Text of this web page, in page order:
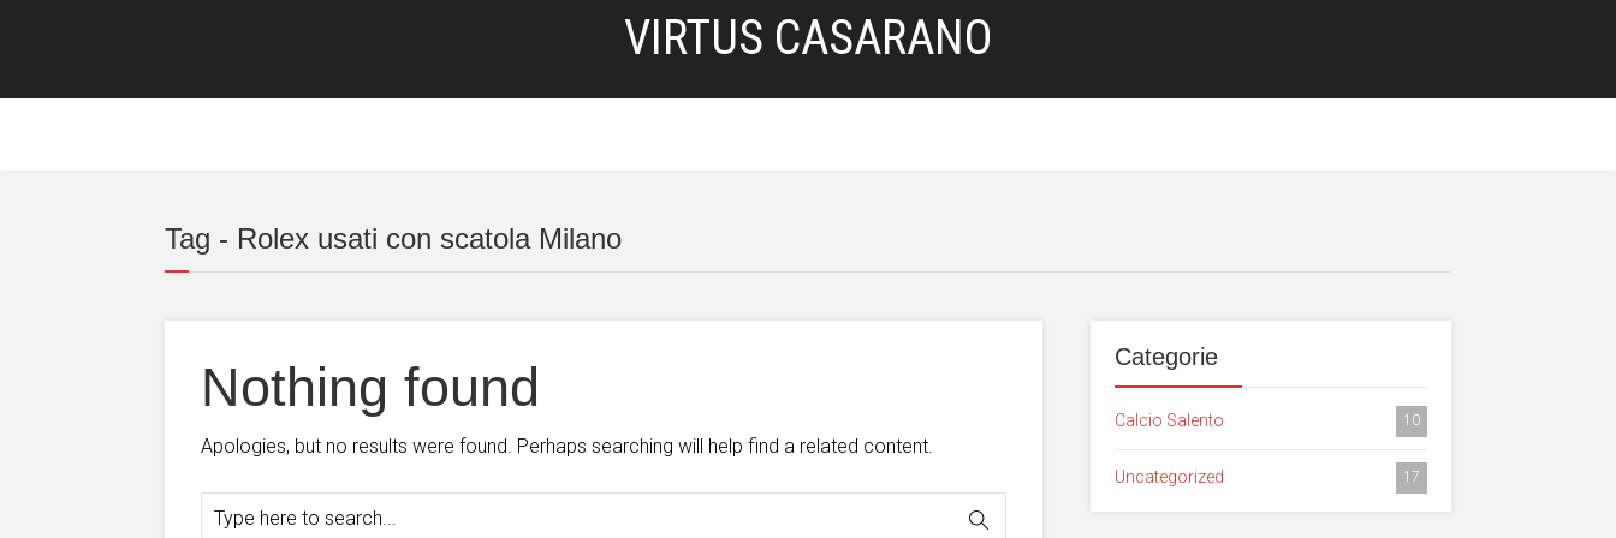
VIRTUS CASARANO
Tag - Rolex usati con scatola Milano
Nothing found
Apologies, but no results were found. Perhaps searching will help find a related content.
Categorie
Calcio Salento 10
Uncategorized 17